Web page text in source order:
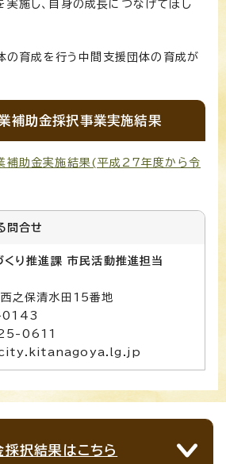
実施し、自身の成長につなげてほし
の育成を行う中間支援団体の育成が
補助金採択事業実施結果
補助金実施結果(平成27年度から令
問合せ
り推進課 市民活動推進担当
之保清水田15番地
0143
25-0611
択結果はこちら